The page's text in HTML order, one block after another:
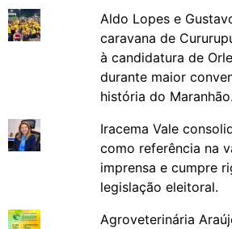
Aldo Lopes e
caravana de
à candidatura de
durante maior
história do Maranhão.
Iracema Vale
como referência na
imprensa e cumpre
legislação eleitoral.
Agroveterinária